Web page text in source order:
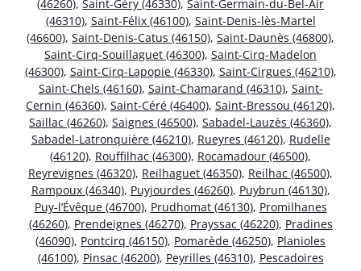
(46260), Saint-Géry (46330), Saint-Germain-du-Bel-Air
(46310), Saint-Félix (46100), Saint-Denis-lès-Martel
(46600), Saint-Denis-Catus (46150), Saint-Daunès (46800),
Saint-Cirq-Souillaguet (46300), Saint-Cirq-Madelon
(46300), Saint-Cirq-Lapopie (46330), Saint-Cirgues (46210),
Saint-Chels (46160), Saint-Chamarand (46310), Saint-
Cernin (46360), Saint-Céré (46400), Saint-Bressou (46120),
Saillac (46260), Saignes (46500), Sabadel-Lauzès (46360),
Sabadel-Latronquière (46210), Rueyres (46120), Rudelle
(46120), Rouffilhac (46300), Rocamadour (46500),
Reyrevignes (46320), Reilhaguet (46350), Reilhac (46500),
Rampoux (46340), Puyjourdes (46260), Puybrun (46130),
Puy-l’Évêque (46700), Prudhomat (46130), Promilhanes
(46260), Prendeignes (46270), Prayssac (46220), Pradines
(46090), Pontcirq (46150), Pomarède (46250), Planioles
(46100), Pinsac (46200), Peyrilles (46310), Pescadoires